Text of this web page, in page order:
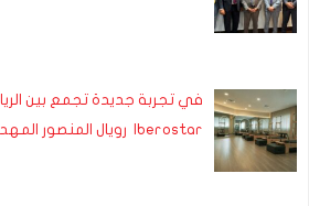
في تجربة جديدة تجمع بين
Iberostar رويال المنصور المهدية يطلق Pila…